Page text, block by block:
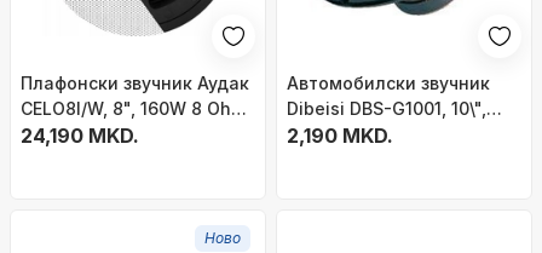
Плафонски звучник Аудак
CELO8I/W, 8", 160W 8 Ohm,
бел
24,190 MKD.
Автомобилски звучник
Dibeisi DBS-G1001, 10\",
110W, 8 Ohm
2,190 MKD.
Ново